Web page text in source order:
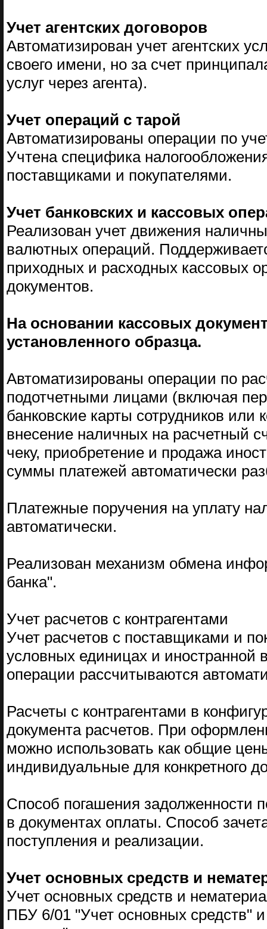
Учет агентских договоров
Автоматизирован учет агентских
своего имени, но за счет
услуг через агента).
Учет операций с тарой
Автоматизированы операции по
Учтена специфика
поставщиками и покупателями.
Учет банковских и кассовых
Реализован учет движения
валютных операций.
приходных и расходных кассовых
документов.
На основании кассовых
установленного образца.
Автоматизированы операции по
подотчетными лицами (включая
банковские карты сотрудников или
внесение наличных на расчетный
чеку, приобретение и продажа
суммы платежей автоматически
Платежные поручения на уплату
автоматически.
Реализован механизм обмена
банка".
Учет расчетов с контрагентами
Учет расчетов с поставщиками и
условных единицах и
операции рассчитываются
Расчеты с контрагентами в
документа расчетов. При
можно использовать как общие
индивидуальные для конкретного
Способ погашения задолженности
в документах оплаты. Способ
поступления и реализации.
Учет основных средств и
Учет основных средств и
ПБУ 6/01 "Учет основных средств"